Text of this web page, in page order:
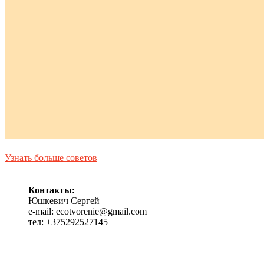
Узнать больше советов
Контакты:
Юшкевич Сергей
e-mail: ecotvorenie@gmail.com
тел: +375292527145